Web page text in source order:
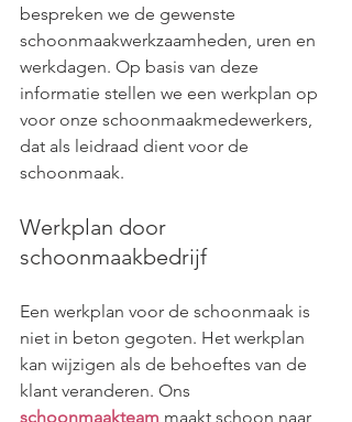
bespreken we de gewenste
schoonmaakwerkzaamheden, uren en
werkdagen. Op basis van deze
informatie stellen we een werkplan op
voor onze schoonmaakmedewerkers,
dat als leidraad dient voor de
schoonmaak.
Werkplan door
schoonmaakbedrijf
Een werkplan voor de schoonmaak is
niet in beton gegoten. Het werkplan
kan wijzigen als de behoeftes van de
klant veranderen. Ons
schoonmaakteam maakt schoon naar